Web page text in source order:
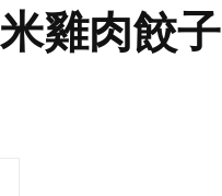
雞肉餃子